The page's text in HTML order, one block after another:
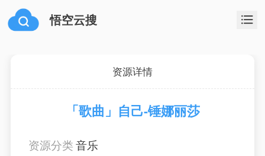
悟空云搜
资源详情
「歌曲」自己-锤娜丽莎
资源分类音乐